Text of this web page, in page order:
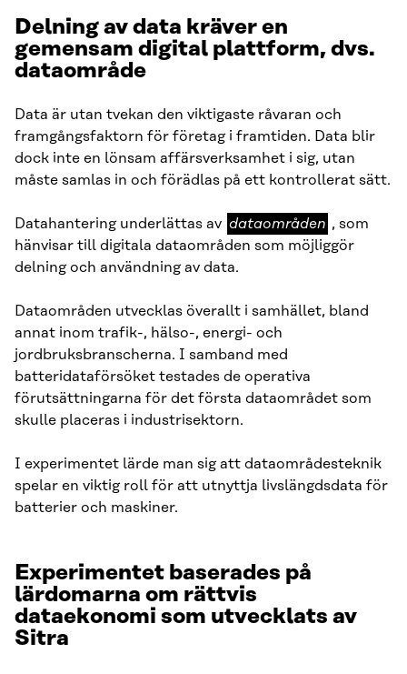
Delning av data kräver en
gemensam digital plattform, dvs.
dataområde
Data är utan tvekan den viktigaste råvaran och
framgångsfaktorn för företag i framtiden. Data blir
dock inte en lönsam affärsverksamhet i sig, utan
måste samlas in och förädlas på ett kontrollerat sätt.
Datahantering underlättas av dataområden
dataområden , som
hänvisar till digitala dataområden som möjliggör
delning och användning av data.
Dataområden utvecklas överallt i samhället, bland
annat inom trafik-, hälso-, energi- och
jordbruksbranscherna. I samband med
batteridataförsöket testades de operativa
förutsättningarna för det första dataområdet som
skulle placeras i industrisektorn.
I experimentet lärde man sig att dataområdesteknik
spelar en viktig roll för att utnyttja livslängdsdata för
batterier och maskiner.
Experimentet baserades på
lärdomarna om rättvis
dataekonomi som utvecklats av
Sitra